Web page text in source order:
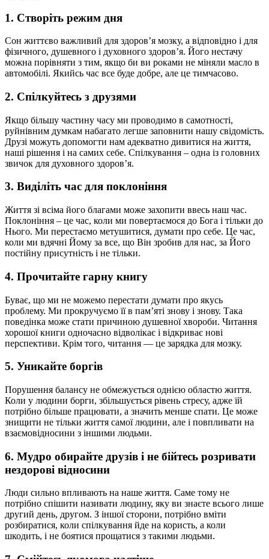
1. Створіть режим дня
Сон життєво важливий для здоровʼя мозку, а відповідно і для
фізичного, душевного і духовного здоровʼя. Його нестачу
можна порівняти з тим, якщо би ви роками не міняли масло в
автомобілі. Якийсь час все буде добре, але це тимчасово.
2. Спілкуйтесь з друзями
Якщо більшу частину часу ми проводимо в самотності,
руйнівним думкам набагато легше заповнити нашу свідомість.
Друзі можуть допомогти нам адекватно дивитися на життя,
наші рішення і на самих себе. Спілкування – одна із головних
звичок для духовного здоровʼя.
3. Виділіть час для поклоніння
Життя зі всіма його благами може захопити ввесь наш час.
Поклоніння – це час, коли ми повертаємося до Бога і тільки до
Нього. Ми перестаємо метушитися, думати про себе. Це час,
коли ми вдячні Йому за все, що Він зробив для нас, за Його
постійну присутність і не тільки.
4. Прочитайте гарну книгу
Буває, що ми не можемо перестати думати про якусь
проблему. Ми прокручуємо її в памʼяті знову і знову. Така
поведінка може стати причиною душевної хвороби. Читання
хорошої книги одночасно відволікає і відкриває нові
перспективи. Крім того, читання — це зарядка для мозку.
5. Уникайте боргів
Порушення балансу не обмежується однією областю життя.
Коли у людини борги, збільшується рівень стресу, адже їй
потрібно більше працювати, а значить менше спати. Це може
знищити не тільки життя самої людини, але і повпливати на
взаємовідносини з іншими людьми.
6. Мудро обирайте друзів і не бійтесь розривати
нездорові відносини
Люди сильно впливають на наше життя. Саме тому не
потрібно спішити називати людину, яку ви знаєте всього лише
другий день, другом. З іншої сторони, потрібно вміти
розбиратися, коли спілкування йде на користь, а коли
шкодить, і не боятися прощатися з такими людьми.